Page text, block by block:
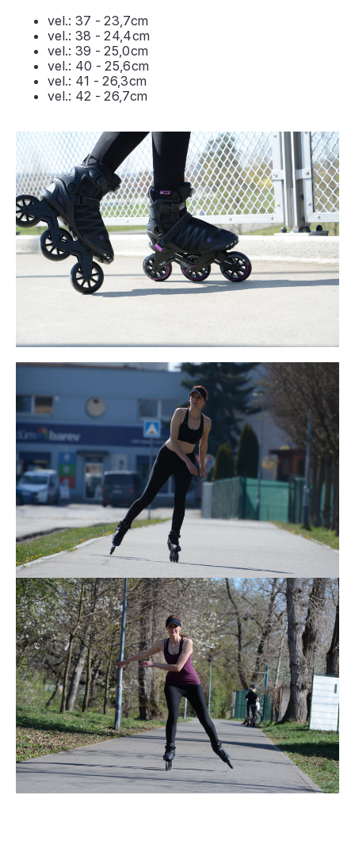
vel.: 37 - 23,7cm
vel.: 38 - 24,4cm
vel.: 39 - 25,0cm
vel.: 40 - 25,6cm
vel.: 41 - 26,3cm
vel.: 42 - 26,7cm